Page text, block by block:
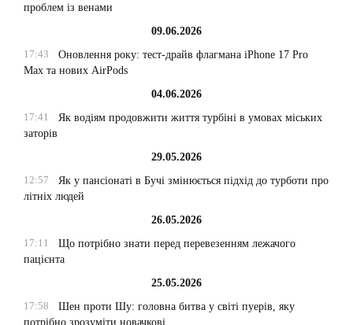
проблем із венами
09.06.2026
17:43
Оновлення року: тест-драйв флагмана iPhone 17 Pro
Max та нових AirPods
04.06.2026
17:41
Як водіям продовжити життя турбіні в умовах міських
заторів
29.05.2026
12:57
Як у пансіонаті в Бучі змінюється підхід до турботи про
літніх людей
26.05.2026
17:11
Що потрібно знати перед перевезенням лежачого
пацієнта
25.05.2026
17:58
Шен проти Шу: головна битва у світі пуерів, яку
потрібно зрозуміти новачкові